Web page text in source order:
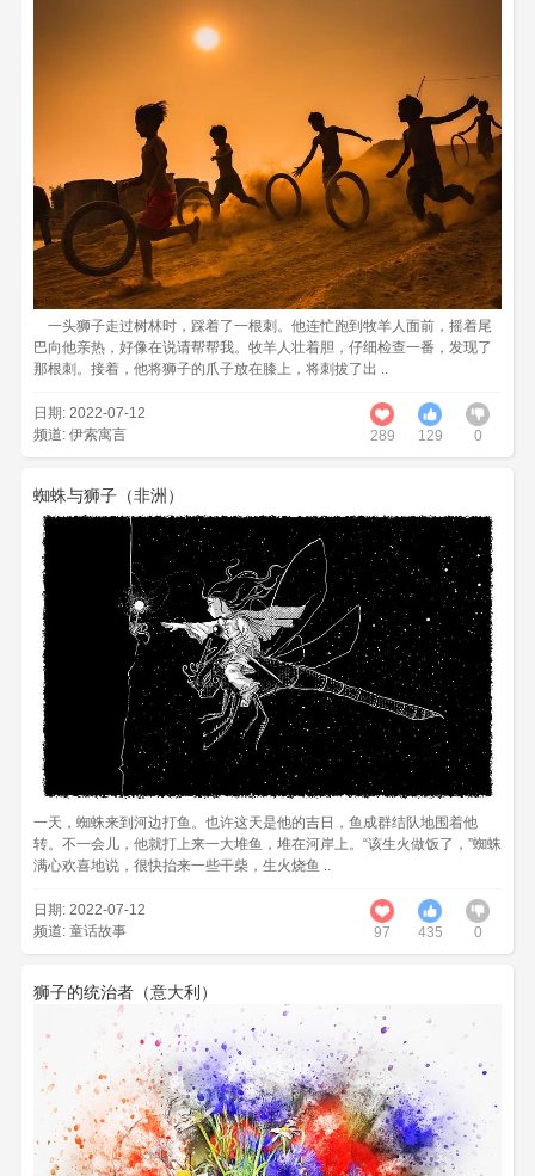
一头狮子走过树林时，踩着了一根刺。他连忙跑到牧羊人面前，摇着尾
巴向他亲热，好像在说请帮帮我。牧羊人壮着胆，仔细检查一番，发现了
那根刺。接着，他将狮子的爪子放在膝上，将刺拔了出 ..
日期: 2022-07-12
频道: 伊索寓言 289 1297 0
蜘蛛与狮子（非洲）
一天，蜘蛛来到河边打鱼。也许这天是他的吉日，鱼成群结队地围着他
转。不一会儿，他就打上来一大堆鱼，堆在河岸上。“该生火做饭了，”蜘蛛
满心欢喜地说，很快抬来一些干柴，生火烧鱼 ..
日期: 2022-07-12
频道: 童话故事 97 435 0
狮子的统治者（意大利）